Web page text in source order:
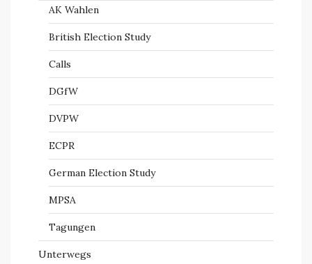
AK Wahlen
British Election Study
Calls
DGfW
DVPW
ECPR
German Election Study
MPSA
Tagungen
Unterwegs